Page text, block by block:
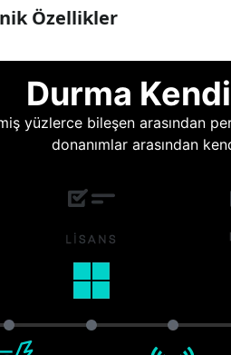
Özellikler
Durma
yüzlerce bileşen arasından
donanımlar arasından